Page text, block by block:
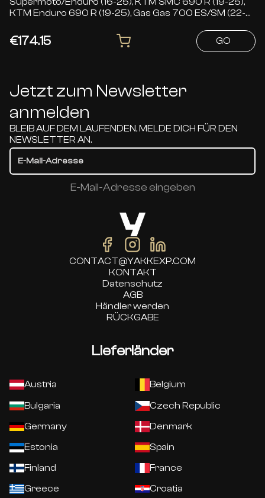
KTM Enduro 690 R (19-25), Gas Gas 700 ES/SM (22-
€174.15 GO
Jetzt zum Newsletter
anmelden
BLEIB AUF DEM LAUFENDEN, MELDE DICH FÜR DEN
NEWSLETTER AN.
E-Mail-Adresse eingeben
CONTACT@YAKKEXP.COM
KONTAKT
Datenschutz
AGB
Händler werden
RÜCKGABE
Lieferländer
Austria Belgium
Bulgaria
Czech Republic
Germany
Denmark
Estonia
Spain
Finland
France
Greece
Croatia